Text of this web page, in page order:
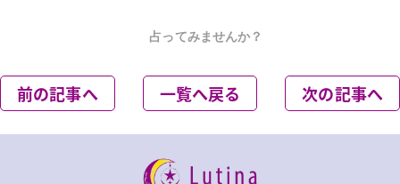
占ってみませんか？
前の記事へ 一覧へ戻る 次の記事へ